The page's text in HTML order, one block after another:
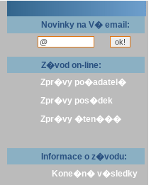
Novinky na V� email:
Z�vod on-line:
Zpr�vy po�adatel�
Zpr�vy pos�dek
Zpr�vy �ten���
Informace o z�vodu:
Kone�n� v�sledky